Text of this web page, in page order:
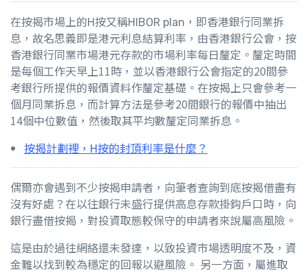
在按揭市場上的H按又稱HIBOR plan，即香港銀行同業拆
息，故名思義即是港元利息結算利率，由香港銀行公會，按
香港銀行同業市場港元存款的市場利率每日釐定。釐定時間
是每個工作天早上11時，並以香港銀行公會指定的20間參
考銀行所提供的報價資料作釐定基礎。在按揭上只會參考一
個月同業拆息，而計算方法是參考20間銀行的報價中抽出
14個中位數值，然後取其平均數釐定同業拆息。
按揭計劃裡，H按的封頂利率是什麼？
偶爾亦會遇到不少按揭申請者，向筆者查詢到底按揭借盡有
沒有好處？在以往銀行未盛行提供高息存款掛鈎戶口時，向
銀行盡借按揭，對投資取態較保守的申請者來說屬高風險。
這是由於過往網絡還未發達，以致投資市場透明度不及，資
金難以找到較為穩定的回報以避風險。 另一方面，屬進取